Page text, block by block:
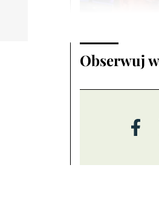
problemy?
Maciej Przygórzewski 6
Ulga na
Obserwuj